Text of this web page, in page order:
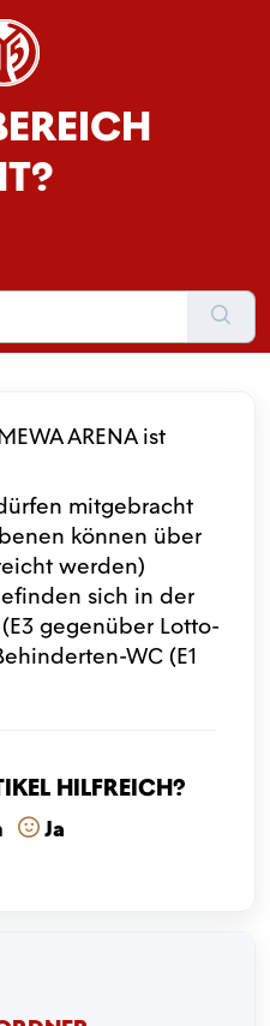
ARENA ist
mitgebracht
können über
werden)
sich in der
gegenüber Lotto-
WC (E1
hilfreich?
Ja